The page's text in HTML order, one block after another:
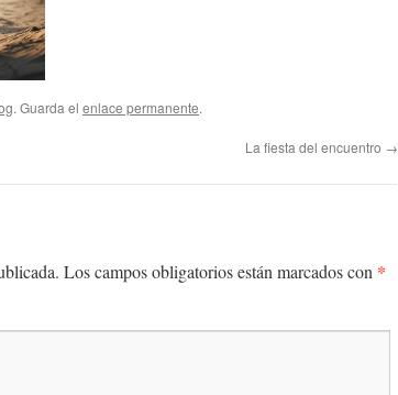
. Guarda el enlace permanente.
La fiesta del encuentro →
Los campos obligatorios están marcados con *